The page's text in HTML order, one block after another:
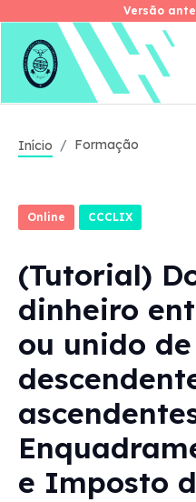
Versão
Versão
Início Formação
Online CCCLIX
(Tutorial)
dinheiro
ou unido
e Imposto